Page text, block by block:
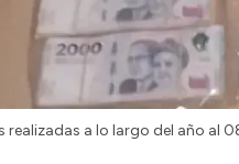
realizadas a lo largo del año al